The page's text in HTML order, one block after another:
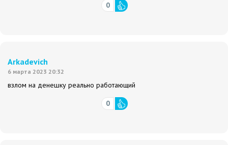
0
Arkadevich
6 марта 2023 20:32
взлом на денешку реально работающий
0